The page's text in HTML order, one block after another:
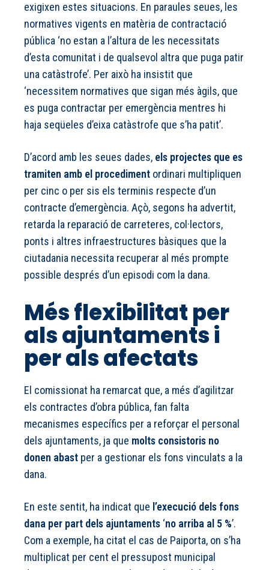
exigixen estes situacions. En paraules seues, les
normatives vigents en matèria de contractació
pública ‘no estan a l’altura de les necessitats
d’esta comunitat i de qualsevol altra que puga patir
una catàstrofe’. Per això ha insistit que
‘necessitem normatives que sigan més àgils, que
es puga contractar per emergència mentres hi
haja seqüeles d’eixa catàstrofe que s’ha patit’.
D’acord amb les seues dades, els projectes que es
tramiten amb el procediment ordinari multipliquen
per cinc o per sis els terminis respecte d’un
contracte d’emergència. Açò, segons ha advertit,
retarda la reparació de carreteres, col·lectors,
ponts i altres infraestructures bàsiques que la
ciutadania necessita recuperar al més prompte
possible després d’un episodi com la dana.
Més flexibilitat per
als ajuntaments i
per als afectats
El comissionat ha remarcat que, a més d’agilitzar
els contractes d’obra pública, fan falta
mecanismes específics per a reforçar el personal
dels ajuntaments, ja que molts consistoris no
donen abast per a gestionar els fons vinculats a la
dana.
En este sentit, ha indicat que l’execució dels fons
dana per part dels ajuntaments ‘no arriba al 5 %’.
Com a exemple, ha citat el cas de Paiporta, on s’ha
multiplicat per cent el pressupost municipal